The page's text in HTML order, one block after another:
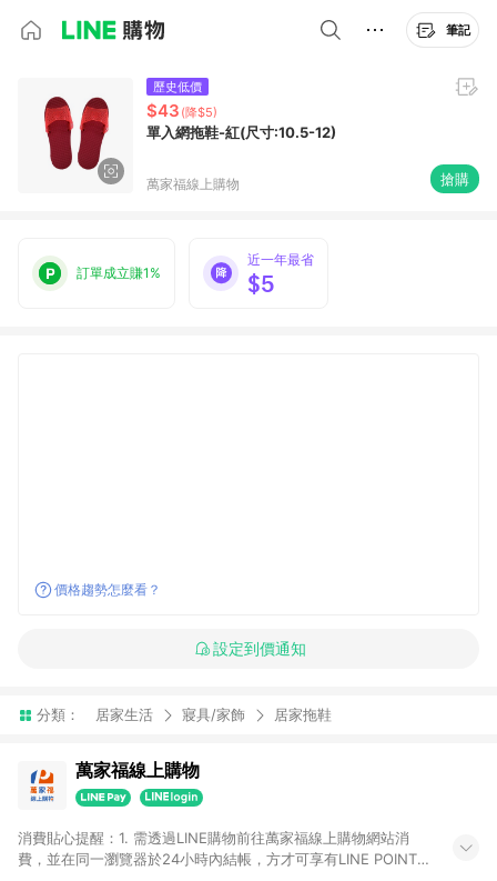
筆記
歷史低價
$43 (降$5)
單入網拖鞋-紅(尺寸:10.5-12)
萬家福線上購物 搶購
訂單成立賺1%
近一年最省
$5
價格趨勢怎麼看？
設定到價通知
分類： 居家生活 寢具/家飾 居家拖鞋
萬家福線上購物
消費貼心提醒：1. 需透過LINE購物前往萬家福線上購物網站消
費，並在同一瀏覽器於24小時內結帳，方才可享有LINE POINTS